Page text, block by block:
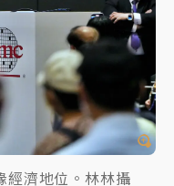
經濟地位。林林攝